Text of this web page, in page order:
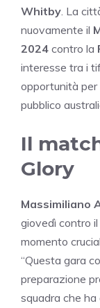
Whitby . La
nuovamente il
2024 contro la
interesse tra i
opportunità per
pubblico
Il
Glory
Massimiliano
giovedì contro il
momento
“Questa gara
preparazione
squadra che